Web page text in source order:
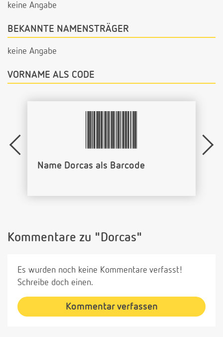
keine Angabe
BEKANNTE NAMENSTRÄGER
keine Angabe
VORNAME ALS CODE
Name Dorcas als Barcode
Kommentare zu "Dorcas"
Es wurden noch keine Kommentare verfasst!
Schreibe doch einen.
Kommentar verfassen